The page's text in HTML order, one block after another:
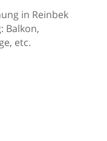
in Reinbek
Balkon,
etc.